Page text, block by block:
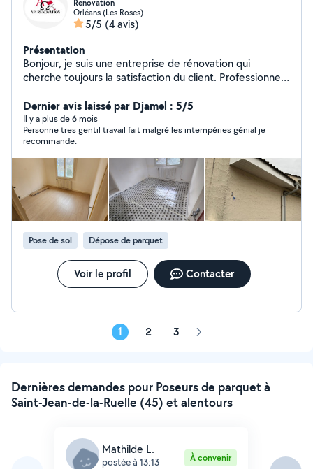
Renovation
Orléans (Les Roses)
5/5 (4 avis)
Présentation
Bonjour, je suis une entreprise de rénovation qui
cherche toujours la satisfaction du client. Professionnel
année dans l'auto entreprenariat, capable de fournir des
services professionnels à des prix justes.
Dernier avis laissé par Djamel : 5/5
Il y a plus de 6 mois
Personne tres gentil travail fait malgré les intempéries génial je
recommande.
Pose de sol Dépose de parquet
Voir le profil Contacter
1 2 3 Page
Dernières demandes pour Poseurs de parquet à
Saint-Jean-de-la-Ruelle (45) et alentours
Mathilde L.
postée à 13:13 À convenir